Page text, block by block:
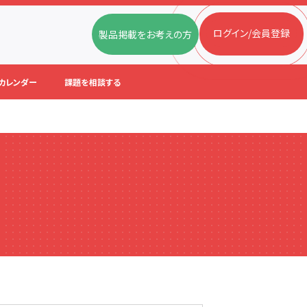
製品掲載をお考えの方 ログイン/会員登録
レンダー 課題を相談する